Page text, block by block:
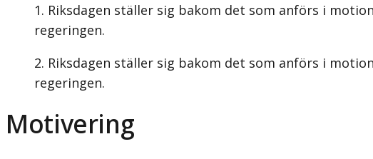
Riksdagen ställer sig bakom det som anförs i
regeringen.
Riksdagen ställer sig bakom det som anförs i
regeringen.
Motivering